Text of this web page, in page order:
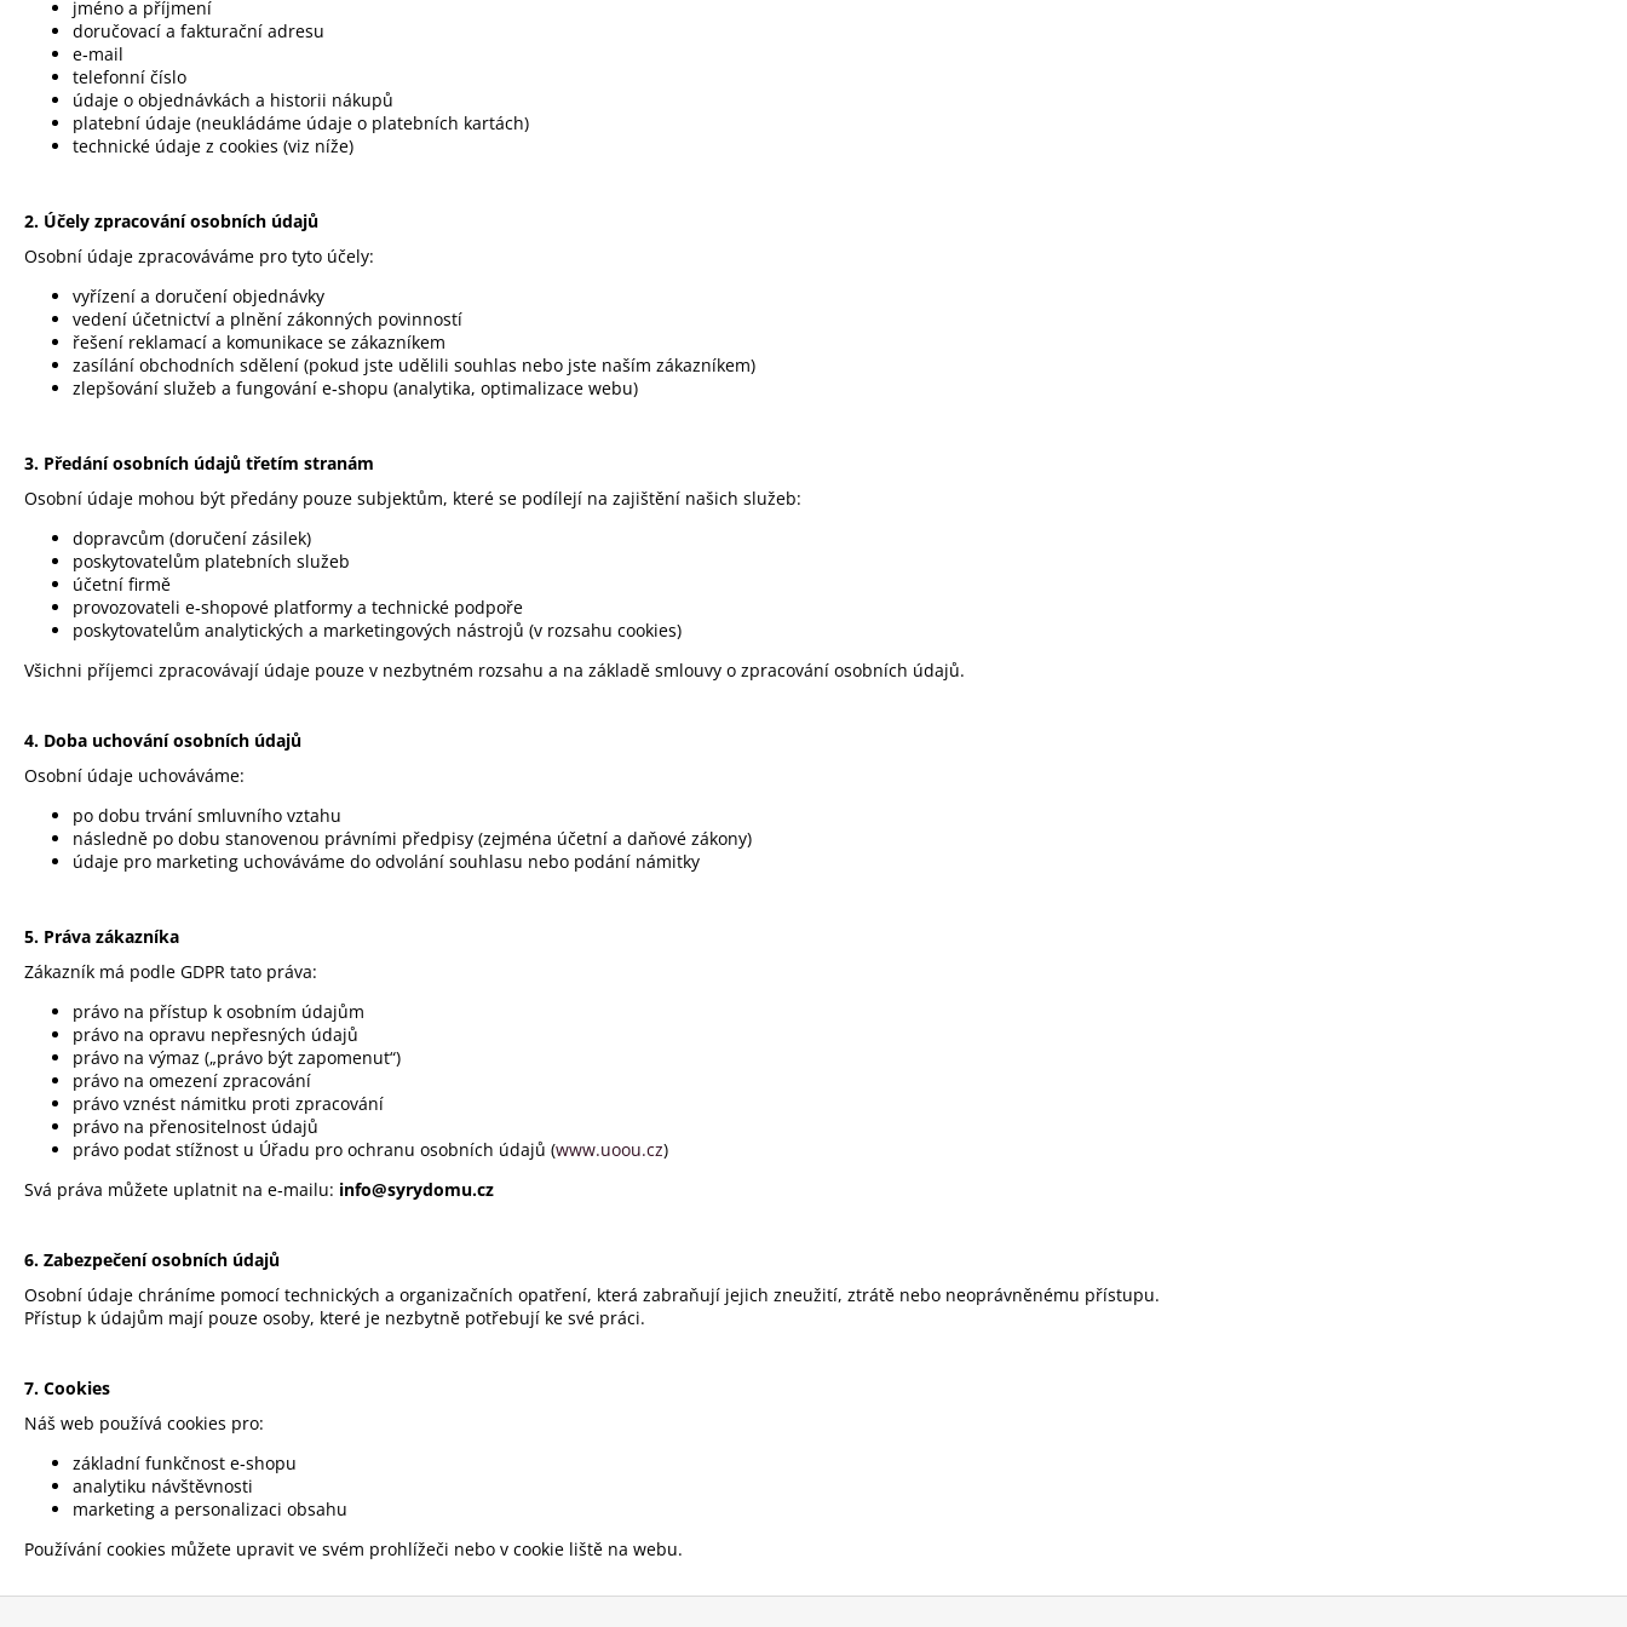
jméno a příjmení
doručovací a fakturační adresu
e‑mail
telefonní číslo
údaje o objednávkách a historii nákupů
platební údaje (neukládáme údaje o platebních kartách)
technické údaje z cookies (viz níže)
2. Účely zpracování osobních údajů
Osobní údaje zpracováváme pro tyto účely:
vyřízení a doručení objednávky
vedení účetnictví a plnění zákonných povinností
řešení reklamací a komunikace se zákazníkem
zasílání obchodních sdělení (pokud jste udělili souhlas nebo jste naším zákazníkem)
zlepšování služeb a fungování e‑shopu (analytika, optimalizace webu)
3. Předání osobních údajů třetím stranám
Osobní údaje mohou být předány pouze subjektům, které se podílejí na zajištění našich služeb:
dopravcům (doručení zásilek)
poskytovatelům platebních služeb
účetní firmě
provozovateli e‑shopové platformy a technické podpoře
poskytovatelům analytických a marketingových nástrojů (v rozsahu cookies)
Všichni příjemci zpracovávají údaje pouze v nezbytném rozsahu a na základě smlouvy o zpracování osobních údajů.
4. Doba uchování osobních údajů
Osobní údaje uchováváme:
po dobu trvání smluvního vztahu
následně po dobu stanovenou právními předpisy (zejména účetní a daňové zákony)
údaje pro marketing uchováváme do odvolání souhlasu nebo podání námitky
5. Práva zákazníka
Zákazník má podle GDPR tato práva:
právo na přístup k osobním údajům
právo na opravu nepřesných údajů
právo na výmaz („právo být zapomenut“)
právo na omezení zpracování
právo vznést námitku proti zpracování
právo na přenositelnost údajů
právo podat stížnost u Úřadu pro ochranu osobních údajů (www.uoou.cz)
Svá práva můžete uplatnit na e‑mailu: info@syrydomu.cz
6. Zabezpečení osobních údajů
Osobní údaje chráníme pomocí technických a organizačních opatření, která zabraňují jejich zneužití, ztrátě nebo neoprávněnému přístupu.
Přístup k údajům mají pouze osoby, které je nezbytně potřebují ke své práci.
7. Cookies
Náš web používá cookies pro:
základní funkčnost e‑shopu
analytiku návštěvnosti
marketing a personalizaci obsahu
Používání cookies můžete upravit ve svém prohlížeči nebo v cookie liště na webu.
Z